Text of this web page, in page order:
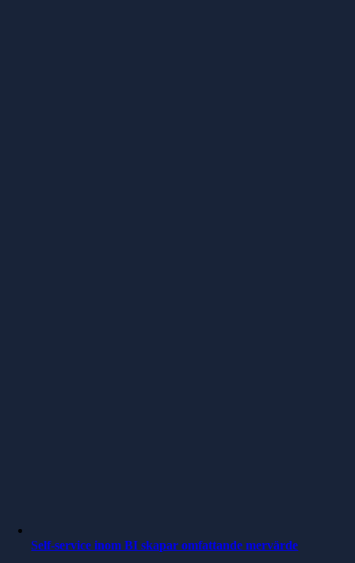
Self-service inom BI skapar omfattande mervärde